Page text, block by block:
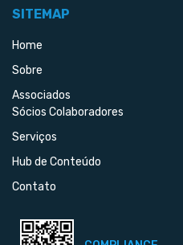
SITEMAP
Home
Sobre
Associados
Sócios Colaboradores
Serviços
Hub de Conteúdo
Contato